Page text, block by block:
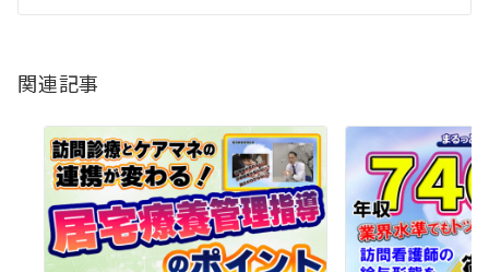
シ
ン
関連記事